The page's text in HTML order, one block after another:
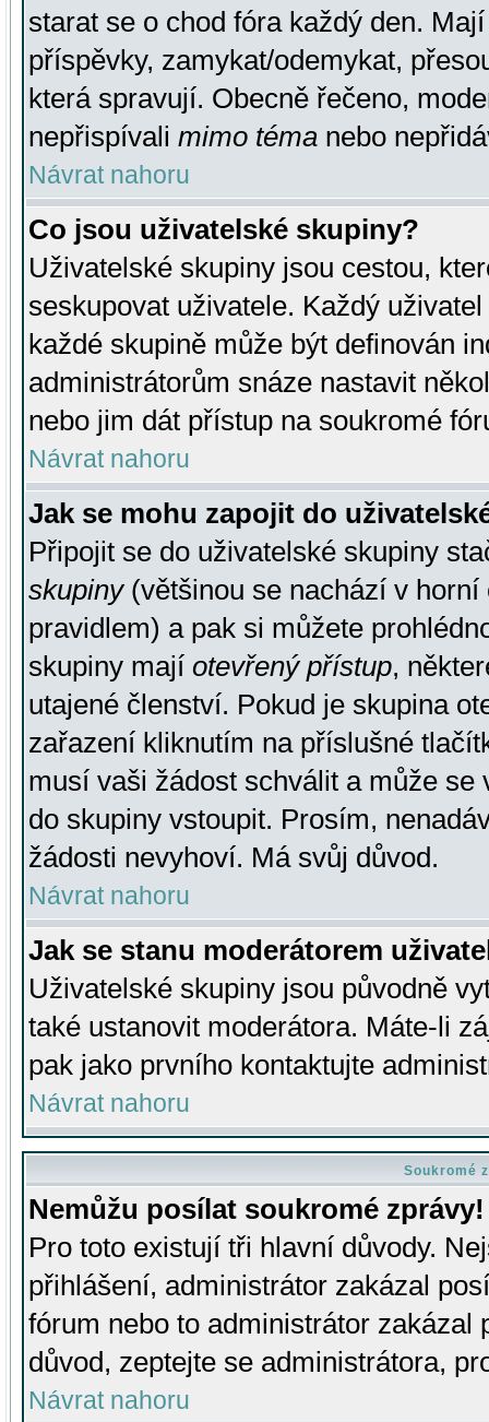
starat se o chod fóra každý den.
příspěvky, zamykat/odemykat,
která spravují. Obecně řečeno,
nepřispívali mimo téma nebo
Návrat nahoru
Co jsou uživatelské skupiny?
Uživatelské skupiny jsou cestou,
seskupovat uživatele. Každý
každé skupině může být definován
administrátorům snáze nastavit
nebo jim dát přístup na soukromé
Návrat nahoru
Jak se mohu zapojit do
Připojit se do uživatelské skupiny
skupiny(většinou se nachází v horní
pravidlem) a pak si můžete
skupiny mají otevřený přístup,
utajené členství. Pokud je skupina
zařazení kliknutím na příslušné
musí vaši žádost schválit a může se
do skupiny vstoupit. Prosím,
žádosti nevyhoví. Má svůj důvod.
Návrat nahoru
Jak se stanu moderátorem
Uživatelské skupiny jsou původně
také ustanovit moderátora. Máte-li
pak jako prvního kontaktujte
Návrat nahoru
Soukromé
Nemůžu posílat soukromé zprávy!
Pro toto existují tři hlavní důvody.
přihlášení, administrátor zakázal
fórum nebo to administrátor zakázal
důvod, zeptejte se administrátora,
Návrat nahoru